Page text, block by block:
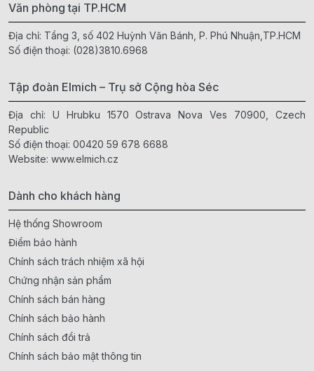
Văn phòng tại TP.HCM
Địa chỉ: Tầng 3, số 402 Huỳnh Văn Bánh, P. Phú Nhuận,TP.HCM
Số điện thoại: (028)3810.6968
Tập đoàn Elmich – Trụ sở Cộng hòa Séc
Địa chỉ: U Hrubku 1570 Ostrava Nova Ves 70900, Czech
Republic
Số điện thoại: 00420 59 678 6688
Website: www.elmich.cz
Dành cho khách hàng
Hệ thống Showroom
Điểm bảo hành
Chính sách trách nhiệm xã hội
Chứng nhận sản phẩm
Chính sách bán hàng
Chính sách bảo hành
Chính sách đổi trả
Chính sách bảo mật thông tin